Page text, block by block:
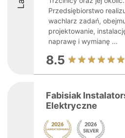
Przedsiębiorstwo
wachlarz zadań,
projektowanie,
naprawę i wymianę ...
8.5
Fabisiak
Elektryczne